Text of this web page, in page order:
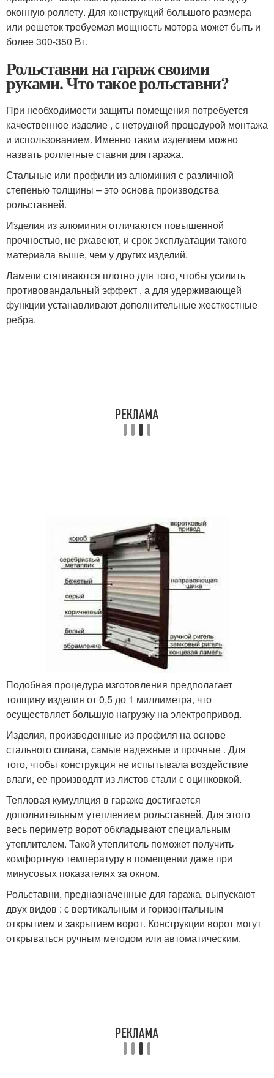
оконную роллету. Для конструкций большого размера
или решеток требуемая мощность мотора может быть и
более 300-350 Вт.
Рольставни на гараж своими
руками. Что такое рольставни?
При необходимости защиты помещения потребуется
качественное изделие , с нетрудной процедурой монтажа
и использованием. Именно таким изделием можно
назвать роллетные ставни для гаража.
Стальные или профили из алюминия с различной
степенью толщины – это основа производства
рольставней.
Изделия из алюминия отличаются повышенной
прочностью, не ржавеют, и срок эксплуатации такого
материала выше, чем у других изделий.
Ламели стягиваются плотно для того, чтобы усилить
противовандальный эффект , а для удерживающей
функции устанавливают дополнительные жесткостные
ребра.
Подобная процедура изготовления предполагает
толщину изделия от 0,5 до 1 миллиметра, что
осуществляет большую нагрузку на электропривод.
Изделия, произведенные из профиля на основе
стального сплава, самые надежные и прочные . Для
того, чтобы конструкция не испытывала воздействие
влаги, ее производят из листов стали с оцинковкой.
Тепловая кумуляция в гараже достигается
дополнительным утеплением рольставней. Для этого
весь периметр ворот обкладывают специальным
утеплителем. Такой утеплитель поможет получить
комфортную температуру в помещении даже при
минусовых показателях за окном.
Рольставни, предназначенные для гаража, выпускают
двух видов : с вертикальным и горизонтальным
открытием и закрытием ворот. Конструкции ворот могут
открываться ручным методом или автоматическим.